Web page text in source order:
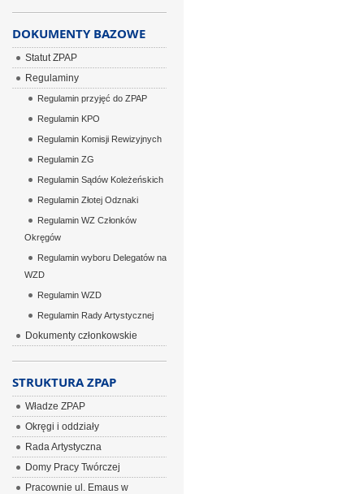
DOKUMENTY BAZOWE
Statut ZPAP
Regulaminy
Regulamin przyjęć do ZPAP
Regulamin KPO
Regulamin Komisji Rewizyjnych
Regulamin ZG
Regulamin Sądów Koleżeńskich
Regulamin Złotej Odznaki
Regulamin WZ Członków
Okręgów
Regulamin wyboru Delegatów na
WZD
Regulamin WZD
Regulamin Rady Artystycznej
Dokumenty członkowskie
STRUKTURA ZPAP
Władze ZPAP
Okręgi i oddziały
Rada Artystyczna
Domy Pracy Twórczej
Pracownie ul. Emaus w